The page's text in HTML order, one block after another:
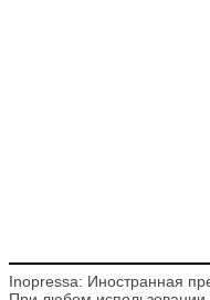
Inopressa: Иностранная